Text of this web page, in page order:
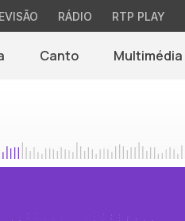
RÁDIO RTP PLAY
Canto Multimédia